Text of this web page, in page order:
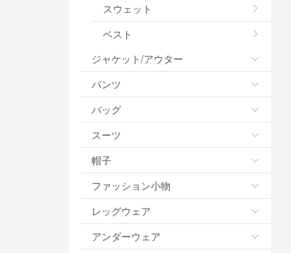
スウェット
ベスト
ジャケット/アウター
パンツ
バッグ
スーツ
帽子
ファッション小物
レッグウェア
アンダーウェア